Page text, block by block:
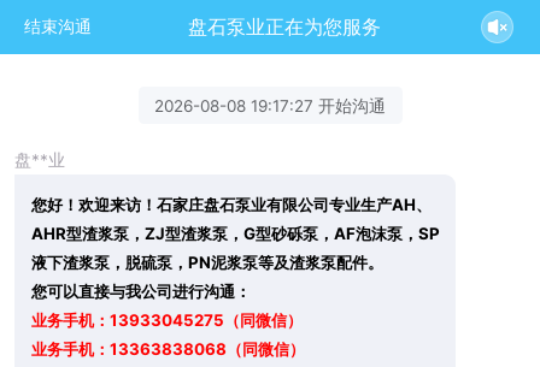
结束沟通 盘石泵业正在为您服务
2026-08-08 19:17:27 开始沟通
盘**业
您好！欢迎来访！石家庄盘石泵业有限公司专业生产AH、
AHR型渣浆泵，ZJ型渣浆泵，G型砂砾泵，AF泡沫泵，SP
液下渣浆泵，脱硫泵，PN泥浆泵等及渣浆泵配件。
您可以直接与我公司进行沟通：
业务手机：13933045275（同微信）
业务手机：13363838068（同微信）